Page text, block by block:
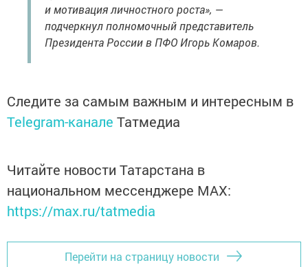
и мотивация личностного роста», —
подчеркнул полномочный представитель
Президента России в ПФО Игорь Комаров.
Следите за самым важным и интересным в
Telegram-канале Татмедиа
Читайте новости Татарстана в
национальном мессенджере MАХ:
https://max.ru/tatmedia
Перейти на страницу новости